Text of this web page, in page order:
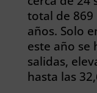
total de
años. Solo
este año se
salidas,
hasta las